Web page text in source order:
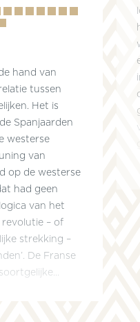
9 10 11 12 13 14 15
hand van
tussen
Het is
Spanjaarden
westerse
van
op de westerse
had geen
van het
– of
strekking –
De Franse